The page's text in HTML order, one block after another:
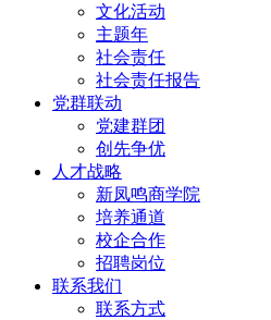
文化活动
主题年
社会责任
社会责任报告
党群联动
党建群团
创先争优
人才战略
新凤鸣商学院
培养通道
校企合作
招聘岗位
联系我们
联系方式